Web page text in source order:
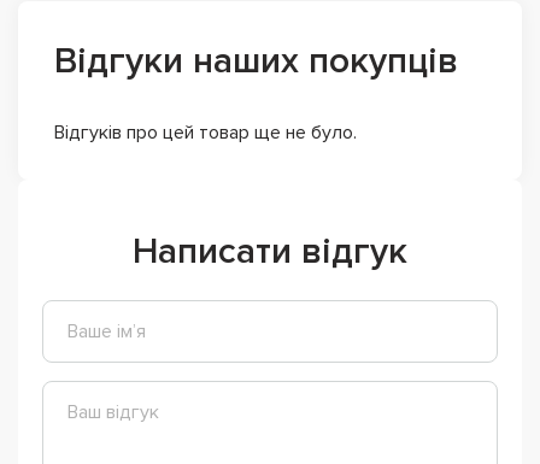
Відгуки наших покупців
Відгуків про цей товар ще не було.
Написати відгук